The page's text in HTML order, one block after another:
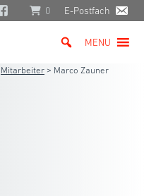
0 E-Postfach
MENU
Mitarbeiter > Marco Zauner